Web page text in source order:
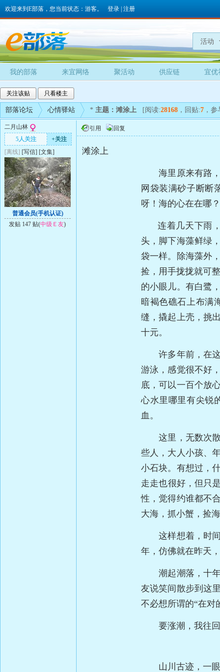
欢迎来到E部落，您当前状态：游客。 登录 注册
活动
我的部落 来宜网络 聚活动 供应链 宜优
关注该贴 只看楼主
部落论坛 心情驿站 * 主题：滩涂上 [阅读:28168 ，回贴:7 ，参
二月山林
5人关注
+关注
[离线] [写信] [文集]
普通会员(手机认证)
发贴 147 贴(中级Ｅ友)
引用 回复
滩涂上
海里原来有路，
网袋装满砂子断断
呀！海的心在在哪
连着几天下雨
头，脚下海藻鲜绿
袋一样。除海藻外
捡，用手拢拢就可
的小眼儿。有白鹭
暗褐色礁石上布满
缝，撬起上壳，挑
十元。
许多年前，在这
游泳，感觉很不好
底，可以一百个放
心水里哪里有尖锐
血。
这里，无数次散
些人，大人小孩、
小石块。有想过，
走走也很好，但只
性，觉得约谁都不
大海，抓小蟹，捡
这样想着，时间
年，仿佛就在昨天
潮起潮落，十年
友说笑间散步到这
不必想所谓的“在对
要涨潮，我往回
山川古迹，一眼